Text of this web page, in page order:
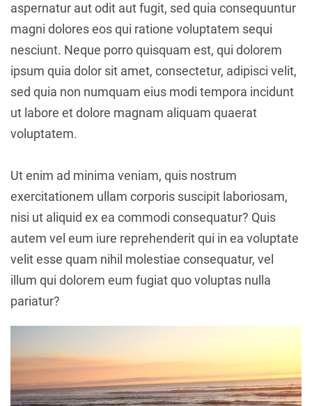
aspernatur aut odit aut fugit, sed quia consequuntur
magni dolores eos qui ratione voluptatem sequi
nesciunt. Neque porro quisquam est, qui dolorem
ipsum quia dolor sit amet, consectetur, adipisci velit,
sed quia non numquam eius modi tempora incidunt
ut labore et dolore magnam aliquam quaerat
voluptatem.
Ut enim ad minima veniam, quis nostrum
exercitationem ullam corporis suscipit laboriosam,
nisi ut aliquid ex ea commodi consequatur? Quis
autem vel eum iure reprehenderit qui in ea voluptate
velit esse quam nihil molestiae consequatur, vel
illum qui dolorem eum fugiat quo voluptas nulla
pariatur?